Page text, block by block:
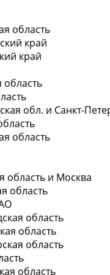
область
край
край
область
обл. и Санкт-
область
область и Москва
область
область
область
область
область